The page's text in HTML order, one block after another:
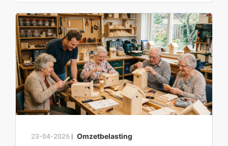
23-04-2026 | Omzetbelasting